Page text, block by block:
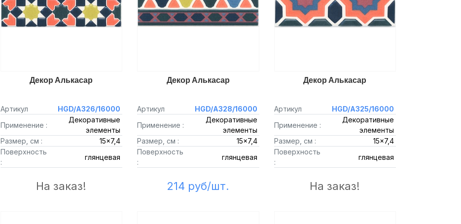
Декор Алькасар
Артикул
HGD/A326/16000
Применение :
Декоративные
элементы
Размер, см :
15x7,4
Поверхность
:
глянцевая
На заказ!
Декор Алькасар
Артикул
HGD/A328/16000
Применение :
Декоративные
элементы
Размер, см :
15x7,4
Поверхность
:
глянцевая
214 руб/шт.
Декор Алькасар
Артикул
HGD/A325/16000
Применение :
Декоративные
элементы
Размер, см :
15x7,4
Поверхность
:
глянцевая
На заказ!